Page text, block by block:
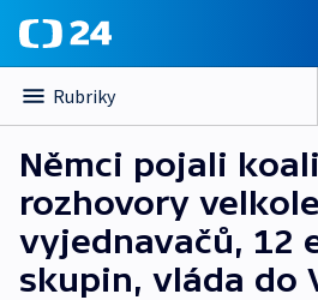
Rubriky
Němci pojali
rozhovory
vyjednavačů, 12
skupin, vláda do